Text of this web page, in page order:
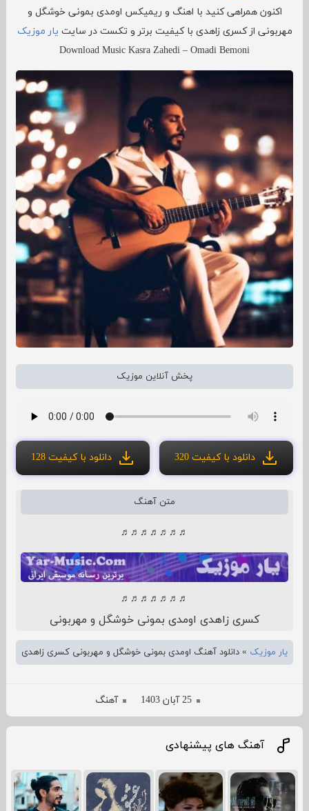
اکنون همراهی کنید با اهنگ و ریمیکس اومدی بمونی خوشگل و
مهربونی از کسری زاهدی با کیفیت برتر و تکست در سایت یار موزیک
Download Music Kasra Zahedi – Omadi Bemoni
پخش آنلاین موزیک
دانلود با کیفیت 320 دانلود با کیفیت 128
متن آهنگ
♬♬♬♬♬♬♬
♬♬♬♬♬♬♬
کسری زاهدی اومدی بمونی خوشگل و مهربونی
یار موزیک » دانلود آهنگ اومدی بمونی خوشگل و مهربونی کسری زاهدی
25 آبان 1403 آهنگ
آهنگ های پیشنهادی